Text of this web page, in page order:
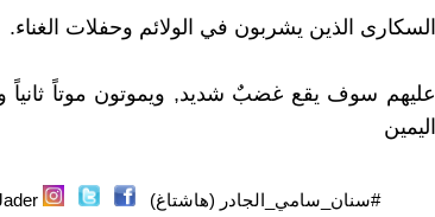
السكارى الذين يشربون في الولائم وحفلات الغناء.
عليهم سوف يقع غضبٌ شديد, ويموتون موتاً ثانياً
اليمين
#سنان_سامي_الجادر (هاشتاغ)